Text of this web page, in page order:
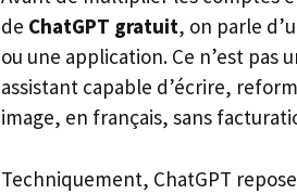
de ChatGPT gratuit, on parle
ou une application. Ce n’est pas
assistant capable d’écrire,
image, en français, sans
Techniquement, ChatGPT